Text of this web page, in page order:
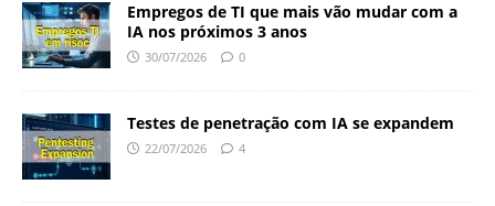
Empregos de TI que mais vão mudar com a
IA nos próximos 3 anos
30/07/2026 0
Testes de penetração com IA se expandem
22/07/2026 4